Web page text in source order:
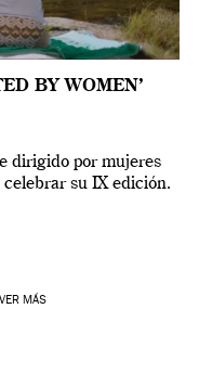
BY WOMEN’
dirigido por mujeres
su IX edición.
VER MÁS